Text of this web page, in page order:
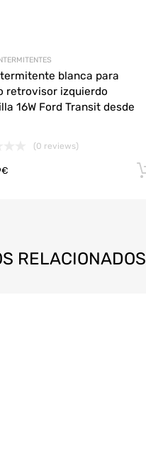
blanca para
retrovisor izquierdo
16W Ford Transit desde
(0 reviews)
€
RELACIONADOS